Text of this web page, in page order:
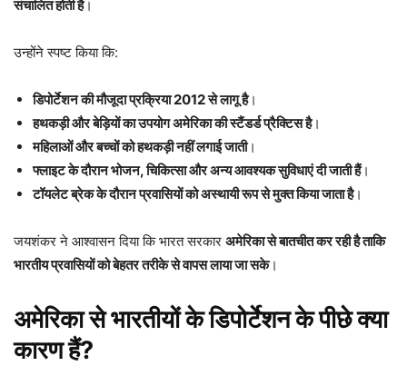
संचालित होती है।
उन्होंने स्पष्ट किया कि:
डिपोर्टेशन की मौजूदा प्रक्रिया 2012 से लागू है।
हथकड़ी और बेड़ियों का उपयोग अमेरिका की स्टैंडर्ड प्रैक्टिस है।
महिलाओं और बच्चों को हथकड़ी नहीं लगाई जाती।
फ्लाइट के दौरान भोजन, चिकित्सा और अन्य आवश्यक सुविधाएं दी जाती हैं।
टॉयलेट ब्रेक के दौरान प्रवासियों को अस्थायी रूप से मुक्त किया जाता है।
जयशंकर ने आश्वासन दिया कि भारत सरकार अमेरिका से बातचीत कर रही है ताकि
भारतीय प्रवासियों को बेहतर तरीके से वापस लाया जा सके।
अमेरिका से भारतीयों के डिपोर्टेशन के पीछे क्या
कारण हैं?